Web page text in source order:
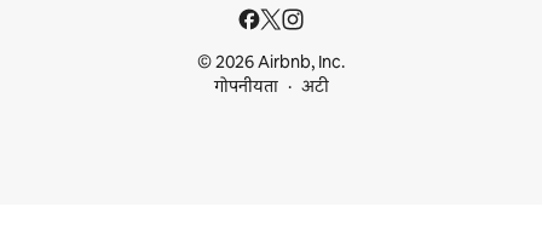
© 2026 Airbnb, Inc.
गोपनीयता
अटी